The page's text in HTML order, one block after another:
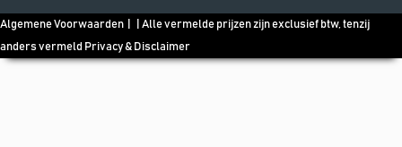
Algemene Voorwaarden | | Alle vermelde prijzen zijn exclusief btw, tenzij
anders vermeld Privacy & Disclaimer